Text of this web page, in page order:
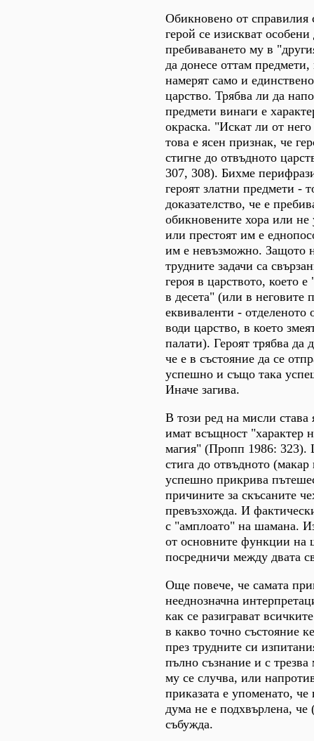
Обикновено от справилия
герой се изискват особени
пребиваването му в
да донесе оттам предмети,
намерят само и
царство. Трябва ли да
предмети винаги е
окраска. "Искат ли от
това е ясен признак, че
стигне до отвъдното
307, 308). Бихме
героят златни предмети -
доказателство, че е
обикновените хора или не
или престоят им е
им е невъзможно. Защото
трудните задачи са
героя в царството, което
в десета" (или в неговите
еквиваленти - отделеното
води царство, в което
палати). Героят трябва да
че е в състояние да се
успешно и също така
Иначе загива.
В този ред на мисли става
имат всъщност "характер
магия" (Пропп 1986: 323).
стига до отвъдното
успешно прикрива
причините за скъсаните
превъзхожда. И
с "амплоато" на шамана.
от основните функции на
посредничи между двата
Още повече, че самата
нееднозначна
как се разиграват
в какво точно състояние
през трудните си
пълно съзнание и с трезва
му се случва, или
приказата е упоменато, че
дума не е подхвърлена,
събужда.